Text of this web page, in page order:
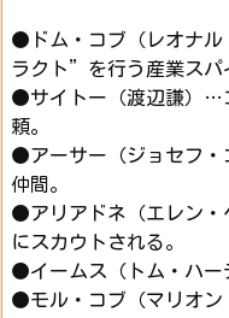
●ドム・コブ（レオナ
ラクト”を行う産業スパ
●サイトー（渡辺謙）
頼。
●アーサー（ジョセフ
仲間。
●アリアドネ（エレン
にスカウトされる。
●イームス（トム・ハー
●モル・コブ（マリオン